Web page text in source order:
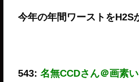
今年の年間ワーストをH2S
543: 名無CCDさん＠画素